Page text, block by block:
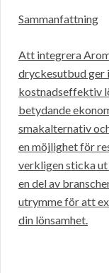
Sammanfattning
Att integrera
dryckesutbud ger
kostnadseffektiv
betydande
smakalternativ
en möjlighet för
verkligen sticka ut
en del av
utrymme för att
din lönsamhet.